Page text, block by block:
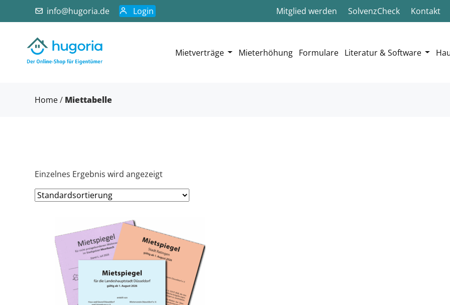
info@hugoria.de Login Mitglied werden SolvenzCheck Kontakt
Mietverträge Mieterhöhung Formulare Literatur & Software
Home/ Miettabelle
Einzelnes Ergebnis wird angezeigt